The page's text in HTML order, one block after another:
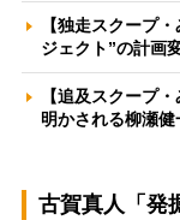
【独走スクープ
ジェクト”の計画
【追及スクープ
明かされる柳瀬
古賀真人「発